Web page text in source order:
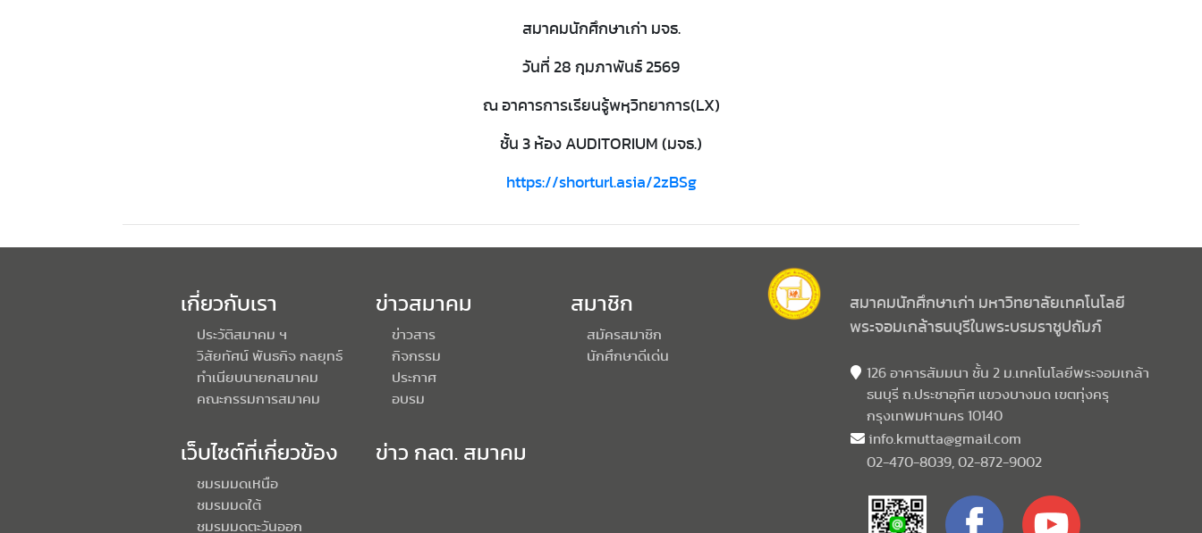
สมาคมนักศึกษาเก่า มจธ.
วันที่ 28 กุมภาพันธ์ 2569
ณ อาคารการเรียนรู้พหุวิทยาการ(LX)
ชั้น 3 ห้อง AUDITORIUM (มจธ.)
https://shorturl.asia/2zBSg
เกี่ยวกับเรา
ประวัติสมาคม ฯ
วิสัยทัศน์ พันธกิจ กลยุทธ์
ทำเนียบนายกสมาคม
คณะกรรมการสมาคม
ข่าวสมาคม
ข่าวสาร
กิจกรรม
ประกาศ
อบรม
สมาชิก
สมัครสมาชิก
นักศึกษาดีเด่น
เว็บไซต์ที่เกี่ยวข้อง
ชมรมมดเหนือ
ชมรมมดใต้
ชมรมมดตะวันออก
ข่าว กลต. สมาคม
สมาคมนักศึกษาเก่า มหาวิทยาลัยเทคโนโลยี
พระจอมเกล้าธนบุรีในพระบรมราชูปถัมภ์
126 อาคารสัมมนา ชั้น 2 ม.เทคโนโลยีพระจอมเกล้า
ธนบุรี ถ.ประชาอุทิศ แขวงบางมด เขตทุ่งครุ
กรุงเทพมหานคร 10140
info.kmutta@gmail.com
02-470-8039, 02-872-9002